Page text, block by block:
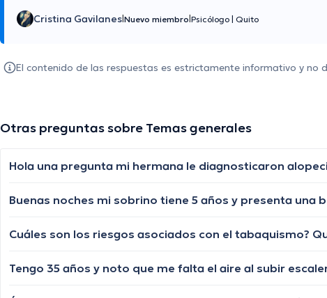
Cristina Gavilanes Nuevo miembro Psicólogo Quito
El contenido de las respuestas es estrictamente informativo y
Otras preguntas sobre Temas generales
Cuáles son los riesgos asociados con el tabaquismo?
Tengo 35 años y noto que me falta el aire al subir